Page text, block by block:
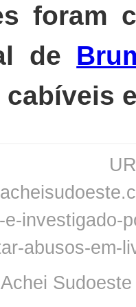
foram
de
cabíveis
e-investigado-
abusos-em-